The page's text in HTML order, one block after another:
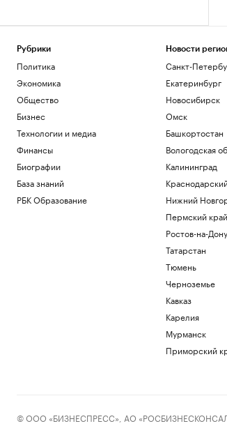
Рубрики
Политика
Экономика
Общество
Бизнес
Технологии и медиа
Финансы
Биографии
База знаний
РБК Образование
Новости
Санкт-
Екатеринбург
Новосибирск
Омск
Башкортостан
Вологодская
Калининград
Нижний
Пермский край
Ростов-на-Дону
Татарстан
Тюмень
Черноземье
Кавказ
Карелия
Мурманск
Приморский
© ООО «БИЗНЕСПРЕСС», АО